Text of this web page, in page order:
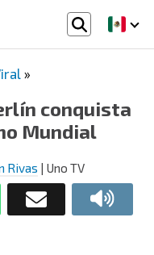
»
conquista
Mundial
Rivas | Uno TV